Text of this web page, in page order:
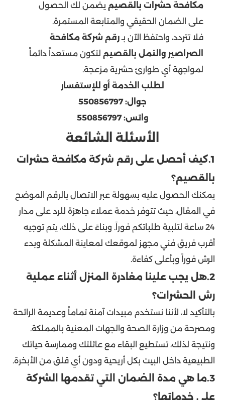
مكافحة حشرات بالقصيم يضمن لك الحصول
على الضمان الحقيقي والمتابعة المستمرة.
فلا تتردد، واحتفظ الآن بـرقم شركة مكافحة
الصراصير والنمل بالقصيم لتكون مستعداً دائماً
لمواجهة أي طوارئ حشرية مزعجة.
لطلب الخدمة أو للإستفسار
جوال:550856797
واتس:550856797
الأسئلة الشائعة
1.كيف أحصل على رقم شركة مكافحة حشرات
بالقصيم؟
يمكنك الحصول عليه بسهولة عبر الاتصال بالرقم الموضح
في المقال، حيث تتوفر خدمة عملاء جاهزة للرد على مدار
24 ساعة لتلبية طلباتكم فوراً. وبناءً على ذلك، يتم توجيه
أقرب فريق فني مجهز لموقعك لمعاينة المشكلة وبدء
الرش فوراً وبأعلى كفاءة.
2.هل يجب علينا مغادرة المنزل أثناء عملية
رش الحشرات؟
بالتأكيد لا، لأننا نستخدم مبيدات آمنة تماماً وعديمة الرائحة
ومصرحة من وزارة الصحة والجهات المعنية بالمملكة.
ونتيجة لذلك، تستطيع البقاء مع عائلتك وممارسة حياتك
الطبيعية داخل البيت بكل أريحية ودون أي قلق من الأبخرة.
3.ما هي مدة الضمان التي تقدمها الشركة
على خدماتها؟